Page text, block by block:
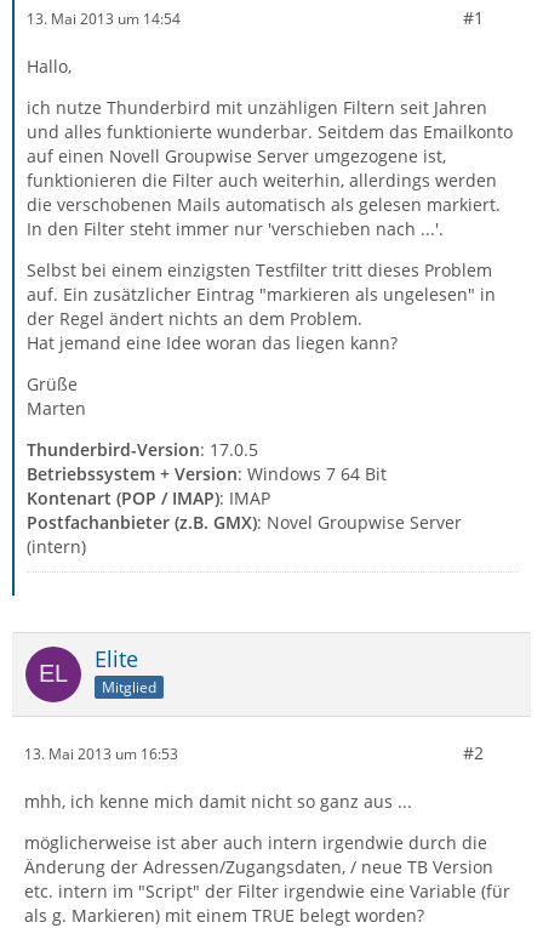
13. Mai 2013 um 14:54 #1
Hallo,
ich nutze Thunderbird mit unzähligen Filtern seit Jahren
und alles funktionierte wunderbar. Seitdem das Emailkonto
auf einen Novell Groupwise Server umgezogene ist,
funktionieren die Filter auch weiterhin, allerdings werden
die verschobenen Mails automatisch als gelesen markiert.
In den Filter steht immer nur 'verschieben nach ...'.
Selbst bei einem einzigsten Testfilter tritt dieses Problem
auf. Ein zusätzlicher Eintrag "markieren als ungelesen" in
der Regel ändert nichts an dem Problem.
Hat jemand eine Idee woran das liegen kann?
Grüße
Marten
Thunderbird-Version: 17.0.5
Betriebssystem + Version: Windows 7 64 Bit
Kontenart (POP / IMAP): IMAP
Postfachanbieter (z.B. GMX): Novel Groupwise Server
(intern)
Elite
Mitglied
13. Mai 2013 um 16:53 #2
mhh, ich kenne mich damit nicht so ganz aus ...
möglicherweise ist aber auch intern irgendwie durch die
Änderung der Adressen/Zugangsdaten, / neue TB Version
etc. intern im "Script" der Filter irgendwie eine Variable (für
als g. Markieren) mit einem TRUE belegt worden?